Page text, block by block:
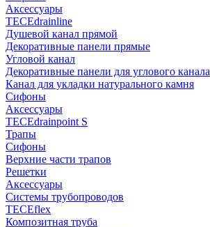
Аксессуары
TECEdrainline
Душевой канал прямой
Декоративные панели прямые
Угловой канал
Декоративные панели для углового канала
Канал для укладки натурального камня
Сифоны
Аксессуары
TECEdrainpoint S
Трапы
Сифоны
Верхние части трапов
Решетки
Аксессуары
Системы трубопроводов
TECEflex
Композитная труба